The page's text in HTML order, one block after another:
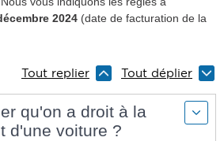
2024 (date de facturation de la
Tout replier Tout déplier
qu'on a droit à la
d'une voiture ?